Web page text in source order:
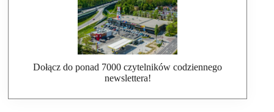
Dołącz do ponad 7000 czytelników codziennego
newslettera!